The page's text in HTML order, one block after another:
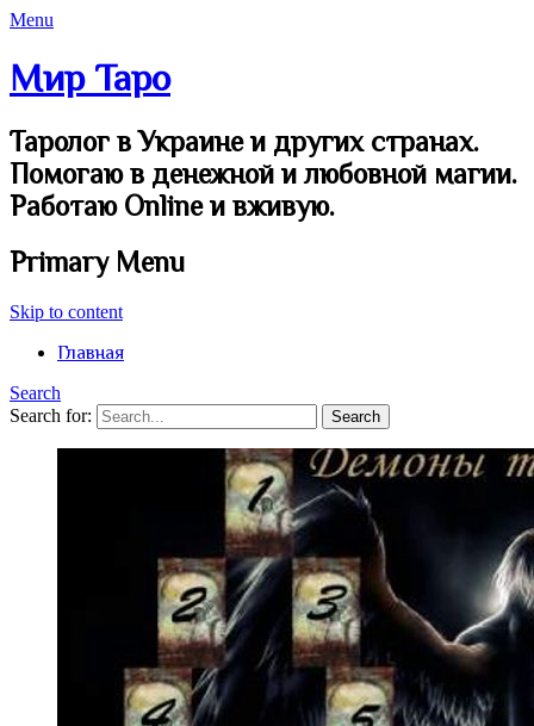
Menu
Мир Таро
Таролог в Украине и других странах.
Помогаю в денежной и любовной магии.
Работаю Online и вживую.
Primary Menu
Skip to content
Главная
Search
Search for: